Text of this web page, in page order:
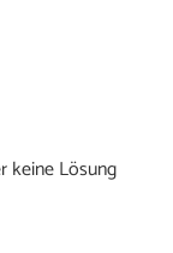
keine Lösung